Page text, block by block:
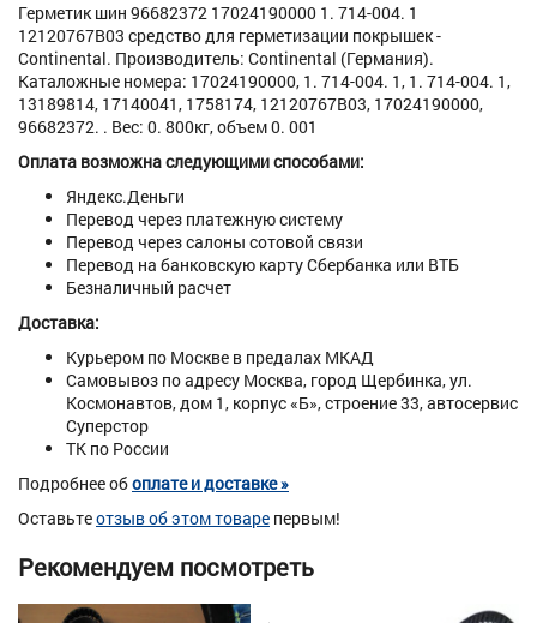
Герметик шин 96682372 17024190000 1. 714-004. 1
12120767B03 средство для герметизации покрышек -
Continental. Производитель: Continental (Германия).
Каталожные номера: 17024190000, 1. 714-004. 1, 1. 714-004. 1,
13189814, 17140041, 1758174, 12120767B03, 17024190000,
96682372. . Вес: 0. 800кг, объем 0. 001
Оплата возможна следующими способами:
Яндекс.Деньги
Перевод через платежную систему
Перевод через салоны сотовой связи
Перевод на банковскую карту Сбербанка или ВТБ
Безналичный расчет
Доставка:
Курьером по Москве в предалах МКАД
Самовывоз по адресу Москва, город Щербинка, ул.
Космонавтов, дом 1, корпус «Б», строение 33, автосервис
Суперстор
ТК по России
Подробнее обоплате и доставке »
Оставьтеотзыв об этом товаре первым!
Рекомендуем посмотреть